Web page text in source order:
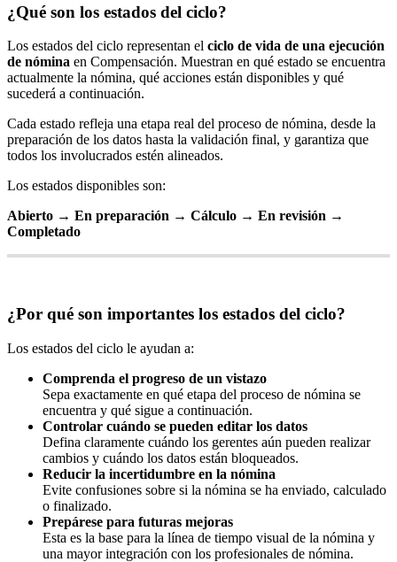
¿Qué son los estados del ciclo?
Los estados del ciclo representan el ciclo de vida de una ejecución
de nómina en Compensación. Muestran en qué estado se encuentra
actualmente la nómina, qué acciones están disponibles y qué
sucederá a continuación.
Cada estado refleja una etapa real del proceso de nómina, desde la
preparación de los datos hasta la validación final, y garantiza que
todos los involucrados estén alineados.
Los estados disponibles son:
Abierto → En preparación → Cálculo → En revisión →
Completado
¿Por qué son importantes los estados del ciclo?
Los estados del ciclo le ayudan a:
Comprenda el progreso de un vistazo
Sepa exactamente en qué etapa del proceso de nómina se
encuentra y qué sigue a continuación.
Controlar cuándo se pueden editar los datos
Defina claramente cuándo los gerentes aún pueden realizar
cambios y cuándo los datos están bloqueados.
Reducir la incertidumbre en la nómina
Evite confusiones sobre si la nómina se ha enviado, calculado
o finalizado.
Prepárese para futuras mejoras
Esta es la base para la línea de tiempo visual de la nómina y
una mayor integración con los profesionales de nómina.